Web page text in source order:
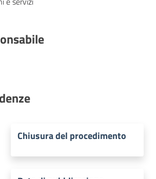
Chiusura del procedimento